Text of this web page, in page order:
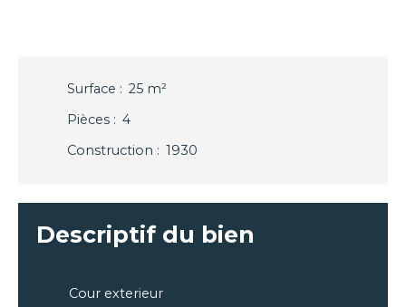
Surface : 25 m²
Pièces : 4
Construction : 1930
Descriptif du bien
Cour exterieur